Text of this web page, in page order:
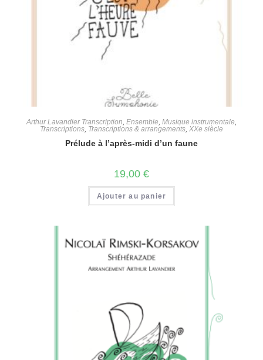
Arthur Lavandier Transcription, Ensemble, Musique instrumentale,
Transcriptions, Transcriptions & arrangements, XXe siècle
Prélude à l’après-midi d’un faune
19,00 €
Ajouter au panier